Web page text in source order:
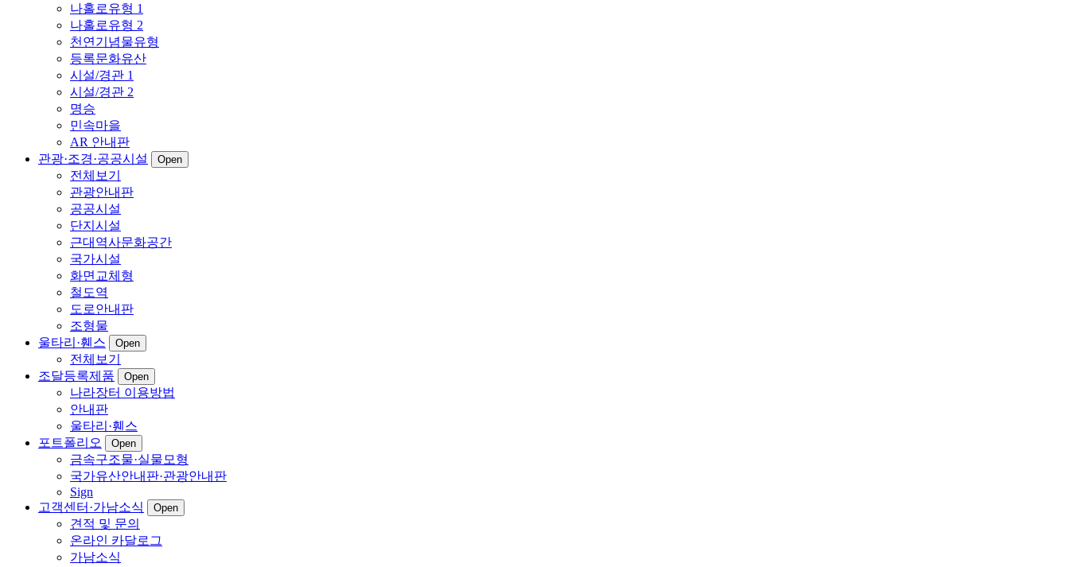
나홀로유형 1
나홀로유형 2
천연기념물유형
등록문화유산
시설/경관 1
시설/경관 2
명승
민속마을
AR 안내판
관광·조경·공공시설
Open
전체보기
관광안내판
공공시설
단지시설
근대역사문화공간
국가시설
화면교체형
철도역
도로안내판
조형물
울타리·휀스
Open
전체보기
조달등록제품
Open
나라장터 이용방법
안내판
울타리·휀스
포트폴리오
Open
금속구조물·실물모형
국가유산안내판·관광안내판
Sign
고객센터·가남소식
Open
견적 및 문의
온라인 카달로그
가남소식